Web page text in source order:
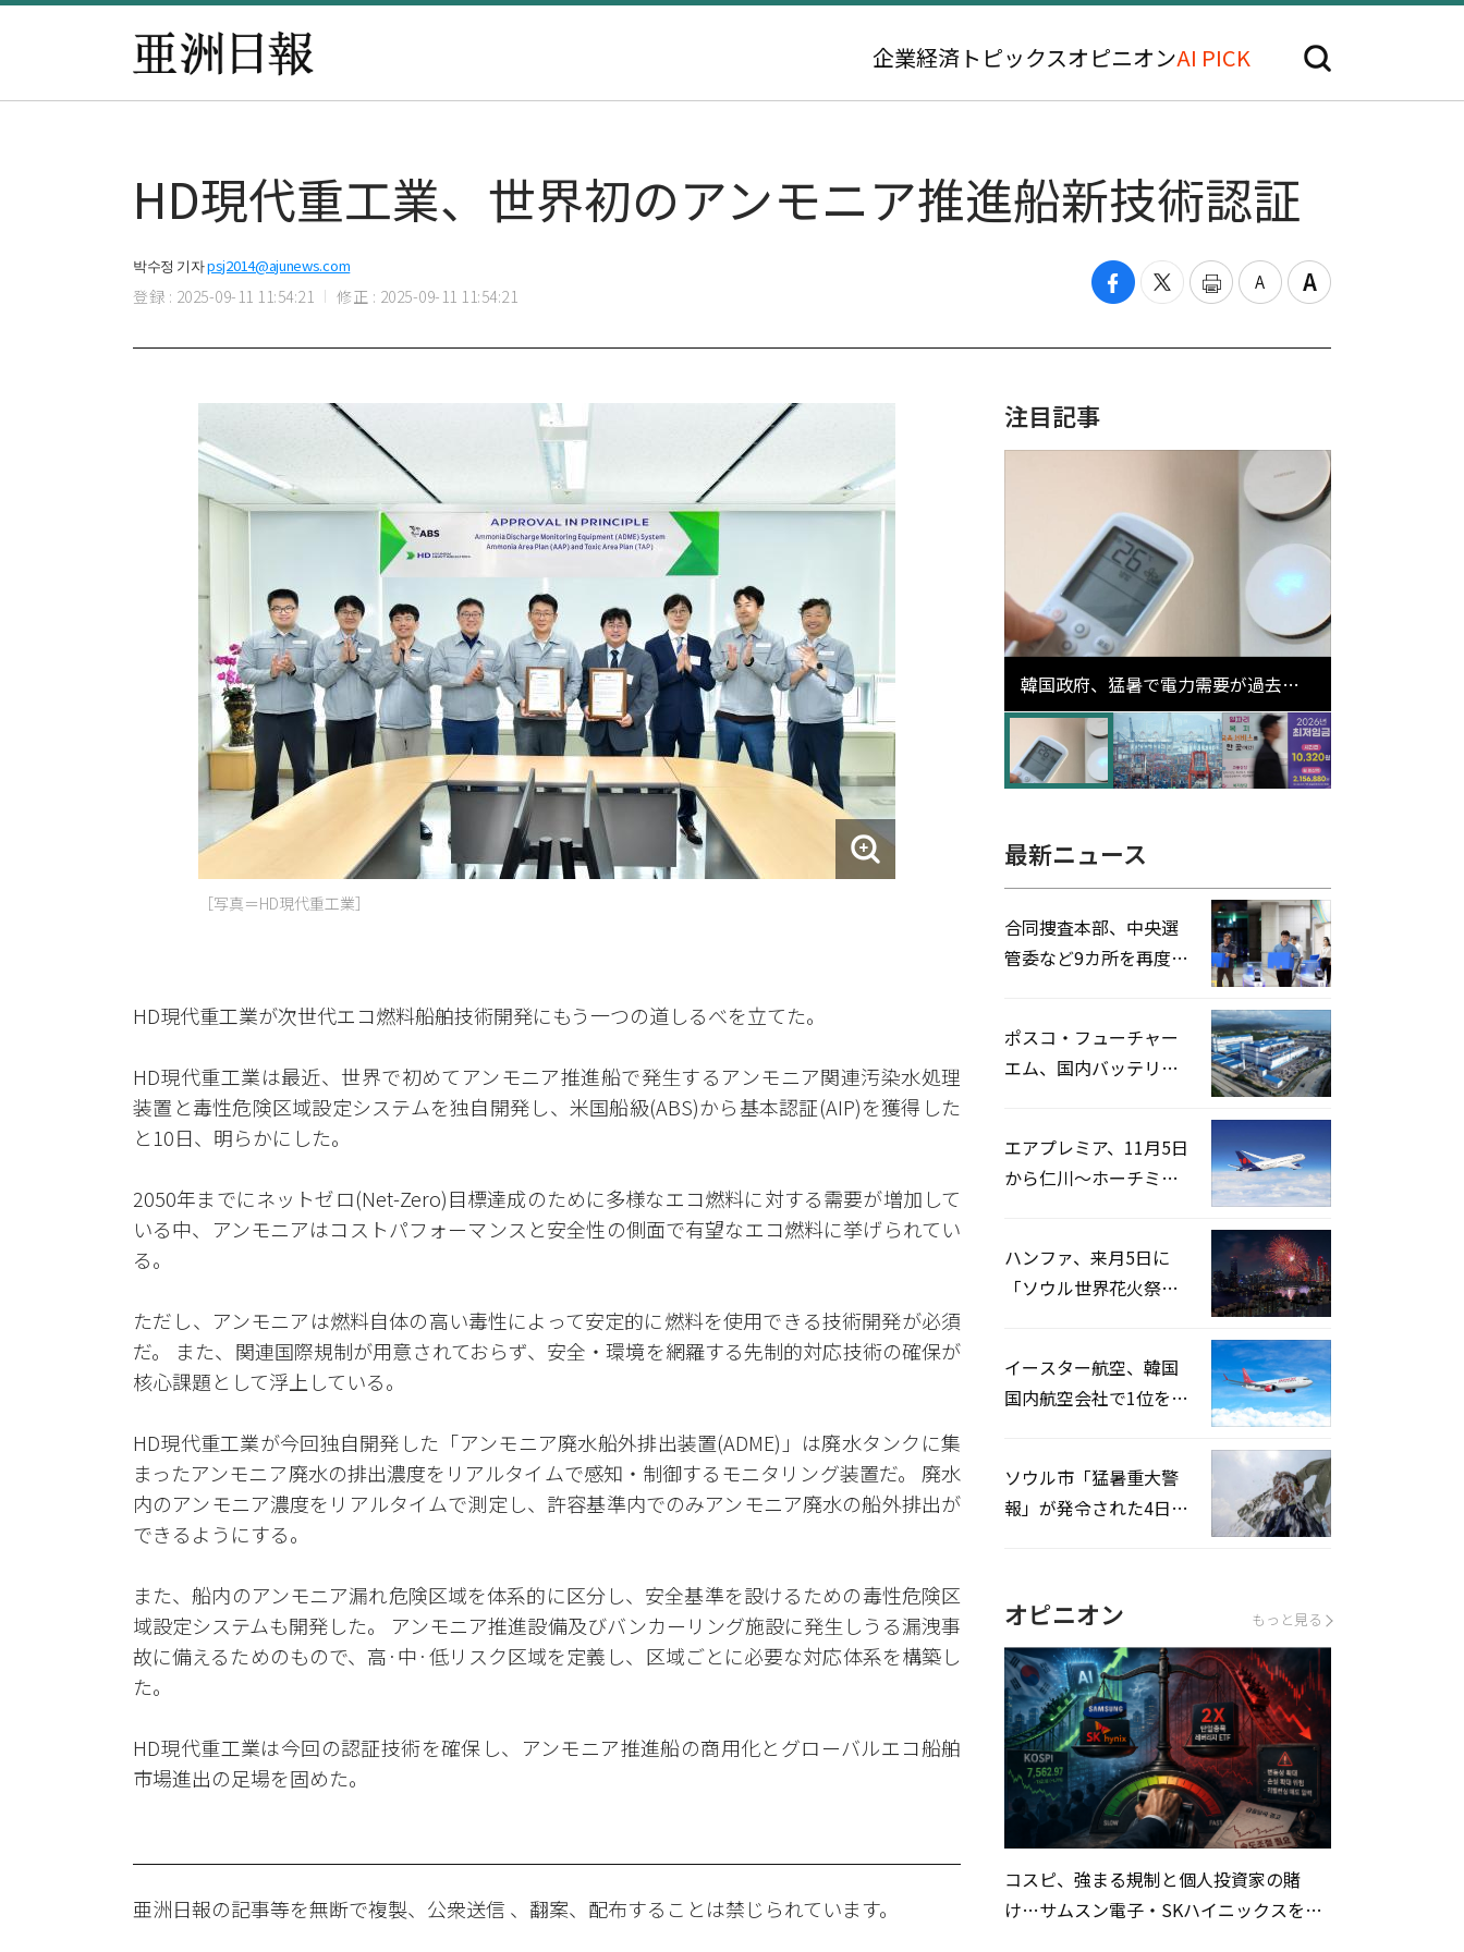
企業経済 トピックスオピニオンAI PICK
HD現代重工業、世界初のアンモニア推進船新技術認証
박수정 기자psj2014@ajunews.com
登録 : 2025-09-11 11:54:21 修正 : 2025-09-11 11:54:21
［写真＝HD現代重工業］
HD現代重工業が次世代エコ燃料船舶技術開発にもう一つの道しるべを立てた。
HD現代重工業は最近、世界で初めてアンモニア推進船で発生するアンモニア関連汚染水処理
装置と毒性危険区域設定システムを独自開発し、米国船級(ABS)から基本認証(AIP)を獲得した
と10日、明らかにした。
2050年までにネットゼロ(Net-Zero)目標達成のために多様なエコ燃料に対する需要が増加して
いる中、アンモニアはコストパフォーマンスと安全性の側面で有望なエコ燃料に挙げられてい
る。
ただし、アンモニアは燃料自体の高い毒性によって安定的に燃料を使用できる技術開発が必須
だ。 また、関連国際規制が用意されておらず、安全・環境を網羅する先制的対応技術の確保が
核心課題として浮上している。
HD現代重工業が今回独自開発した「アンモニア廃水船外排出装置(ADME)」は廃水タンクに集
まったアンモニア廃水の排出濃度をリアルタイムで感知・制御するモニタリング装置だ。 廃水
内のアンモニア濃度をリアルタイムで測定し、許容基準内でのみアンモニア廃水の船外排出が
できるようにする。
また、船内のアンモニア漏れ危険区域を体系的に区分し、安全基準を設けるための毒性危険区
域設定システムも開発した。 アンモニア推進設備及びバンカーリング施設に発生しうる漏洩事
故に備えるためのもので、高·中·低リスク区域を定義し、区域ごとに必要な対応体系を構築し
た。
HD現代重工業は今回の認証技術を確保し、アンモニア推進船の商用化とグローバルエコ船舶
市場進出の足場を固めた。
亜洲日報の記事等を無断で複製、公衆送信 、翻案、配布することは禁じられています。
注目記事
韓国政府、猛暑で電力需要が過去最
高更新の可能性に需給対応体制を点
検
最新ニュース
合同捜査本部、中央選
管委など9カ所を再度家
ポスコ・フューチャー
エム、国内バッテリー
エアプレミア、11月5日
から仁川〜ホーチミン
ハンファ、来月5日に
「ソウル世界花火祭り
イースター航空、韓国
国内航空会社で1位を記
ソウル市「猛暑重大警
報」が発令された4日、
オピニオン もっと見る
コスピ、強まる規制と個人投資家の賭
け…サムスン電子・SKハイニックスを巡